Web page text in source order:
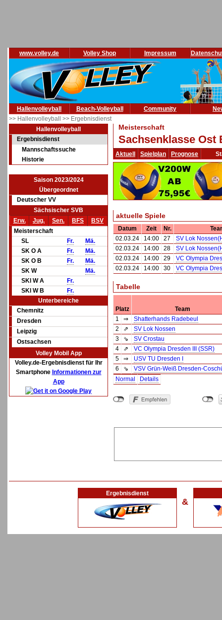
www.volley.de Volley Shop Impressum
Hallenvolleyball Beach-Volleyball Community
>> Hallenvolleyball >> Ergebnisdienst
Hallenvolleyball
Ergebnisdienst
Mannschaftssuche
Historie
Saison 2023/2024
Übergeordnet
Deutscher VV
Sächsischer SVB
Erw.
Jug. Sen. BFS
BSV
Meisterschaft
SL
Fr.
Mä.
SK O A
Fr.
Mä.
SK O B
Fr.
Mä.
SK W
Mä.
SKl W A
Fr.
SKl W B
Fr.
Unterbereiche
Chemnitz
Dresden
Leipzig
Ostsachsen
Volley Mobil App
Volley.de-Ergebnisdienst für Ihr
Smartphone Informationen zur
App
Meisterschaft
Sachsenklasse Ost
Aktuell Spielplan Prognose
aktuelle Spiele
Datum Zeit Nr.
02.03.24
14:00 27
SV Lok
02.03.24
14:00 28
SV Lok
02.03.24
14:00 29
VC Olympia
02.03.24
14:00 30 VC Olympia
Tabelle
Platz
Team
1
⇒
Shatterhands Radebeul
2
⇗
SV Lok Nossen
3
⇘
SV Crostau
4
⇗
VC Olympia Dresden III (SSR)
5
⇒
USV TU Dresden I
6
⇘
VSV Grün-Weiß Dresden-
Normal
Details
Ergebnisdienst
&